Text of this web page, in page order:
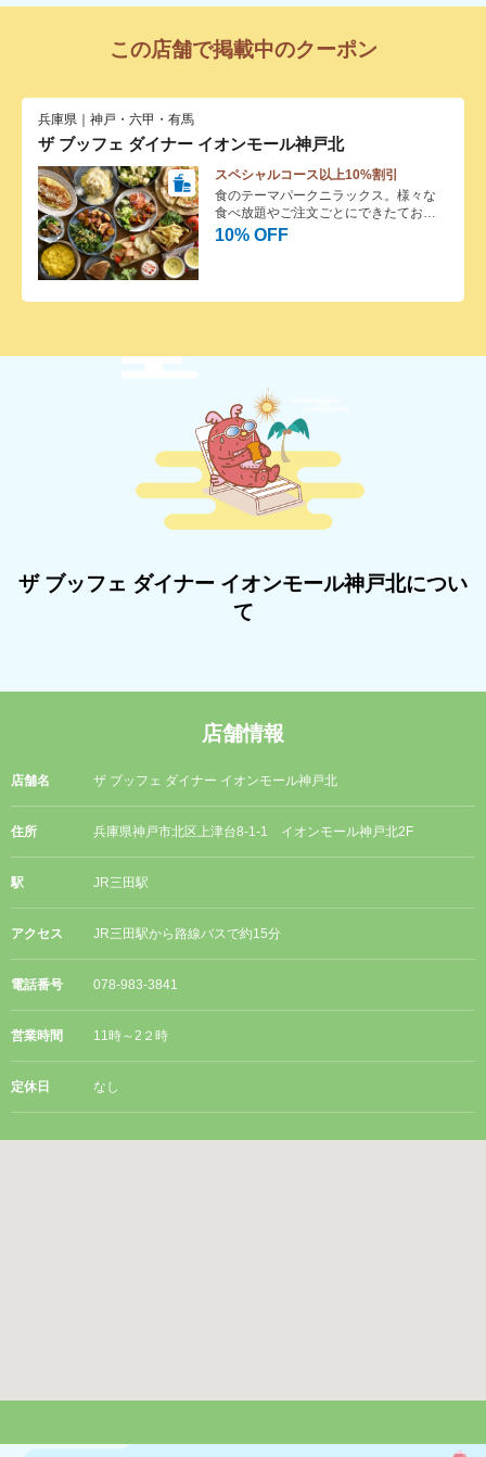
この店舗で掲載中のクーポン
兵庫県｜神戸・六甲・有馬
ザ ブッフェ ダイナー イオンモール神戸北
スペシャルコース以上10%割引
10% OFF
食のテーマパークニラックス。様々な
食べ放題やご注文ごとにできたてお料
理を提供するバイキングレストランで
ザ ブッフェ ダイナー イオンモール神戸北につい
て
店舗情報
店舗名 ザ ブッフェ ダイナー イオンモール神戸北
住所 兵庫県神戸市北区上津台8-1-1 イオンモール神戸北2F
駅 JR三田駅
アクセス JR三田駅から路線バスで約15分
電話番号 078-983-3841
営業時間 11時～2２時
定休日 なし